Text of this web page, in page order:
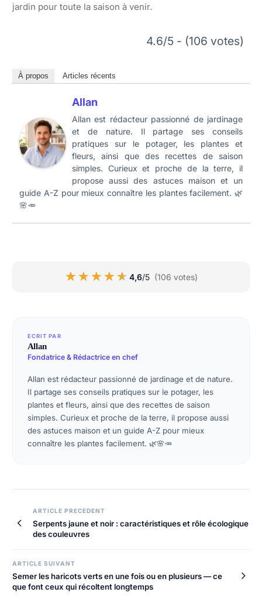
jardin pour toute la saison à venir.
4.6/5 - (106 votes)
À propos Articles récents
Allan
Allan est rédacteur passionné de jardinage
et de nature. Il partage ses conseils
pratiques sur le potager, les plantes et
fleurs, ainsi que des recettes de saison
simples. Curieux et proche de la terre, il
propose aussi des astuces maison et un
guide A-Z pour mieux connaître les plantes facilement. 🌿
🌸🥕
★★★★★
★★★★★ 4,6/5 (106 votes)
ECRIT PAR
Allan
Fondatrice & Rédactrice en chef
Allan est rédacteur passionné de jardinage et de nature.
Il partage ses conseils pratiques sur le potager, les
plantes et fleurs, ainsi que des recettes de saison
simples. Curieux et proche de la terre, il propose aussi
des astuces maison et un guide A-Z pour mieux
connaître les plantes facilement. 🌿🌸🥕
Navigation
de
ARTICLE PRECEDENT
Serpents jaune et noir : caractéristiques et rôle écologique
des couleuvres
ARTICLE SUIVANT
Semer les haricots verts en une fois ou en plusieurs — ce
que font ceux qui récoltent longtemps